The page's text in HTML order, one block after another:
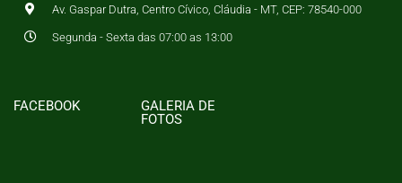
Av. Gaspar Dutra, Centro Cívico, Cláudia - MT, CEP: 78540-000
Segunda - Sexta das 07:00 as 13:00
FACEBOOK
GALERIA DE
FOTOS